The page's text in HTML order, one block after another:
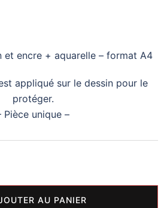
et encre + aquarelle – format A4
appliqué sur le dessin pour le
protéger.
Pièce unique –
AU PANIER